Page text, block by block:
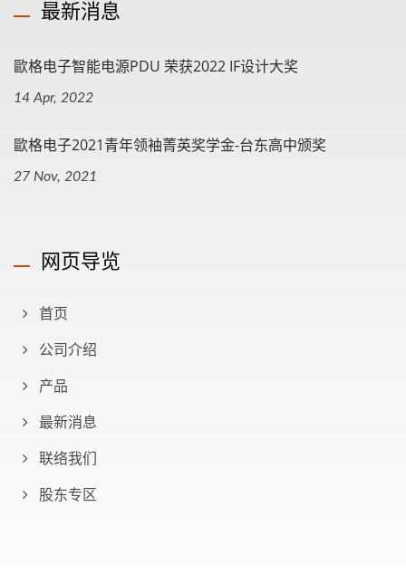
最新消息
歐格电子智能电源PDU 荣获2022 IF设计大奖
14 Apr, 2022
歐格电子2021青年领袖菁英奖学金-台东高中颁奖
27 Nov, 2021
网页导览
首页
公司介绍
产品
最新消息
联络我们
股东专区